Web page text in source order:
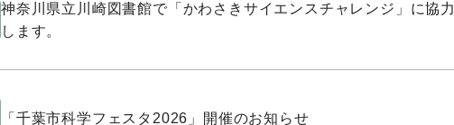
神奈川県立川崎図書館で「かわさきサイエンスチャレンジ」に協力
します。
「千葉市科学フェスタ2026」開催のお知らせ